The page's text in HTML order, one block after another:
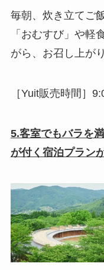
毎朝、炊き立てご
「おむすび」や軽
がら、お召し上が
［Yuit販売時間］
5.客室でもバラを
が付く宿泊プラン